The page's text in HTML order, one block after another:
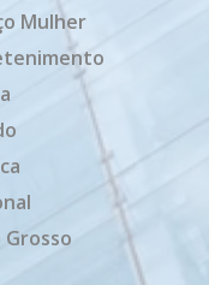
Mulher